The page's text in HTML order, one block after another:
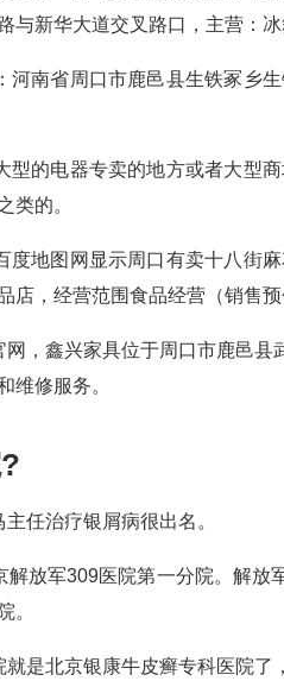
与新华大道交叉路口，主营：冰
河南省周口市鹿邑县生铁冢乡
型的电器专卖的地方或者大型
类的。
度地图网显示周口有卖十八街
，经营范围食品经营（销售预
，鑫兴家具位于周口市鹿邑
维修服务。
任治疗银屑病很出名。
放军309医院第一分院。解放
。
是北京银康牛皮癣专科医院了